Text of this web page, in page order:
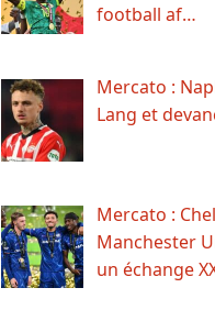
football af…
Mercato :
Lang et
Mercato :
Manchester
un échange